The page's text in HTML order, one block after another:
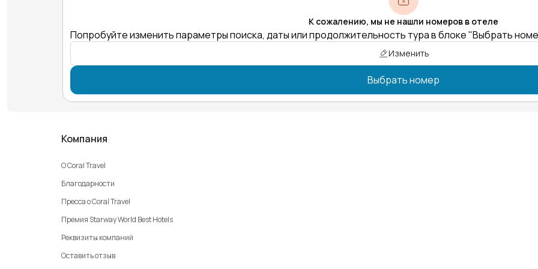
К сожалению, мы не нашли номеров в отеле
Попробуйте изменить параметры поиска, даты или продолжительность тура в блоке "Выбрать
Изменить
Выбрать номер
Компания
О Coral Travel
Благодарности
Пресса о Coral Travel
Премия Starway World Best Hotels
Реквизиты компаний
Оставить отзыв